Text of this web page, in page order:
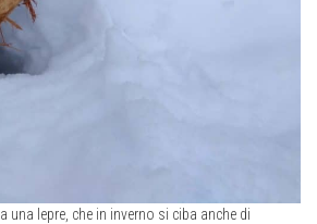
una lepre, che in inverno si ciba anche di